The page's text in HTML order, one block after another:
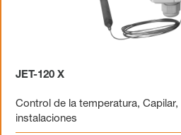
JET-120 X
Control de la temperatura, Capilar,
instalaciones